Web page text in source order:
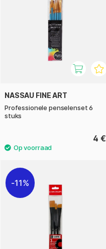
NASSAU FINE ART
Professionele penselenset 6
stuks
4 €
11%